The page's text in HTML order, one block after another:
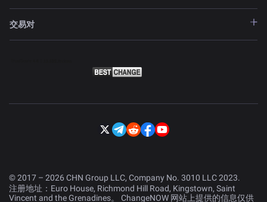
交易对
© 2017 – 2026 CHN Group LLC, Company No. 3010 LLC 2023.
注册地址：Euro House, Richmond Hill Road, Kingstown, Saint
Vincent and the Grenadines。 ChangeNOW 网站上提供的信息仅供